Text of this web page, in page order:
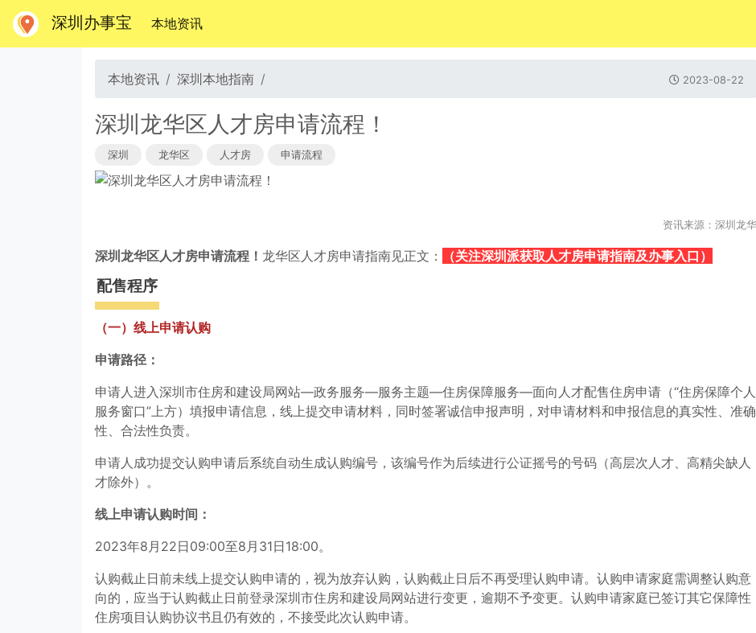
深圳办事宝 本地资讯(当前)
本地资讯 深圳本地指南 2023-08-22
深圳龙华区人才房申请流程！
深圳 龙华区 人才房 申请流程
资讯来源：深圳龙华
深圳龙华区人才房申请流程！ 龙华区人才房申请指南见正文： （关注深圳派获取人才房申请指南及办事入口）
配售程序
（一）线上申请认购
申请路径：
申请人进入深圳市住房和建设局网站—政务服务—服务主题—住房保障服务—面向人才配售住房申请（“住房保障个人
服务窗口”上方）填报申请信息，线上提交申请材料，同时签署诚信申报声明，对申请材料和申报信息的真实性、准确
性、合法性负责。
申请人成功提交认购申请后系统自动生成认购编号，该编号作为后续进行公证摇号的号码（高层次人才、高精尖缺人
才除外）。
线上申请认购时间：
2023年8月22日09:00至8月31日18:00。
认购截止日前未线上提交认购申请的，视为放弃认购，认购截止日后不再受理认购申请。认购申请家庭需调整认购意
向的，应当于认购截止日前登录深圳市住房和建设局网站进行变更，逾期不予变更。认购申请家庭已签订其它保障性
住房项目认购协议书且仍有效的，不接受此次认购申请。